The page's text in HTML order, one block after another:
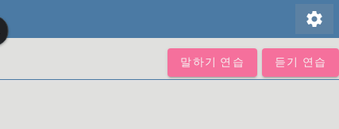
settings
말하기 연습 듣기 연습